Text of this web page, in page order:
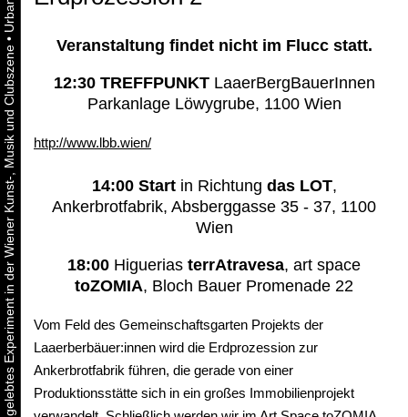
Urbaner Aktivismus als gelebtes Experiment in der Wiener Kunst-, Musik und Clubszene
• Veranstaltung findet nicht im Flucc statt.
12:30 TREFFPUNKTLaaerBergBauerInnen
Parkanlage Löwygrube, 1100 Wien
http://www.lbb.wien/
14:00 Startin Richtung das LOT,
Ankerbrotfabrik, Absberggasse 35 - 37, 1100
Wien
18:00 Higuerias terrAtravesa, art space
toZOMIA, Bloch Bauer Promenade 22
Vom Feld des Gemeinschaftsgarten Projekts der
Laaerberbäuer:innen wird die Erdprozession zur
Ankerbrotfabrik führen, die gerade von einer
Produktionsstätte sich in ein großes Immobilienprojekt